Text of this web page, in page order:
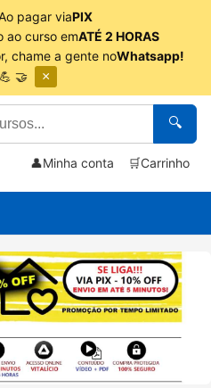
pagar viaPIX
ao curso emATÉ 2 HORAS
chame a gente noWhatsapp!
🤝
×
🔍
👤Minha conta 🛒Carrinho